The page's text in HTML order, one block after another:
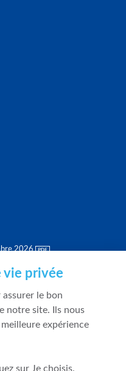
2026
vie privée
le bon
notre site. Ils nous
expérience
sur Je choisis.